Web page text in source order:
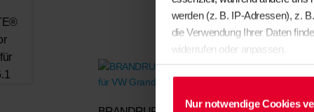
werden (z. B. IP-Adressen), z.
die Verwendung Ihrer Daten
widerrufen oder anpassen.
Nur notwendige Cookies